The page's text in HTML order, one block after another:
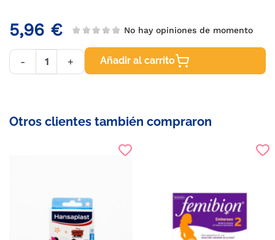
5,96 € No hay opiniones de momento
- + Añadir al carrito
Otros clientes también compraron